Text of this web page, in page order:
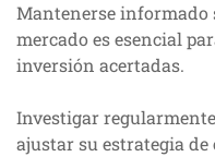
Mantenerse informado
mercado es esencial
inversión acertadas.
Investigar
ajustar su estrategia